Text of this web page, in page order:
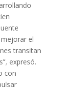
el
transitan
expresó.
con